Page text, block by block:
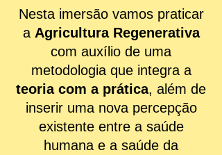
Nesta imersão vamos praticar
a Agricultura Regenerativa
com auxílio de uma
metodologia que integra a
teoria com a prática, além de
inserir uma nova percepção
existente entre a saúde
humana e a saúde da